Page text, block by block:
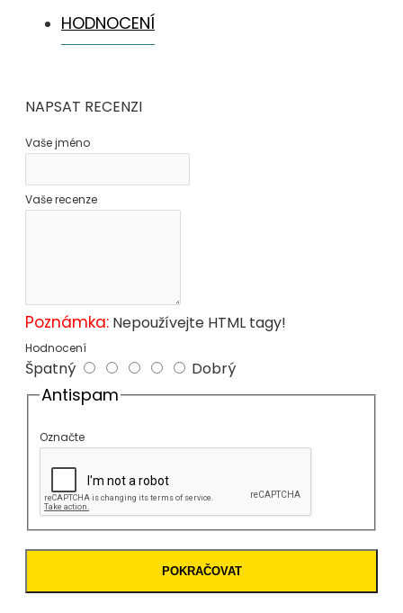
HODNOCENÍ
NAPSAT RECENZI
Vaše jméno
Vaše recenze
Poznámka: Nepoužívejte HTML tagy!
Hodnocení
Špatný Dobrý
Antispam
Označte
POKRAČOVAT